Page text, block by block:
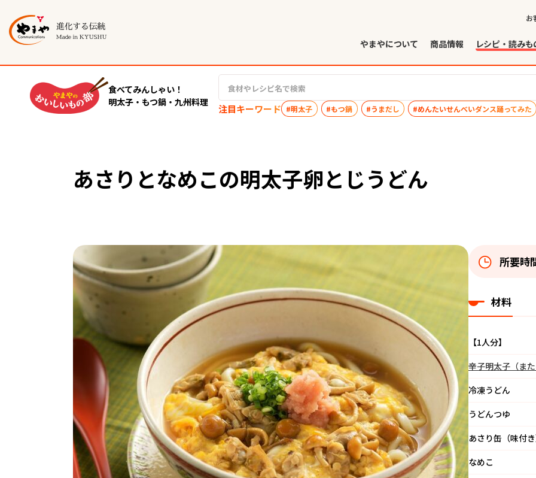
お
やまやについて 商品情報 レシピ・読みも
食べてみんしゃい！
明太子・もつ鍋・九州料理
注目キーワード #明太子 #もつ鍋 #うまだし #めんたいせんべいダンス踊ってみた
あさりとなめこの明太子卵とじうどん
所要時
材料
【1人分】
辛子明太子（ま
冷凍うどん
うどんつゆ
あさり缶（味付き
なめこ